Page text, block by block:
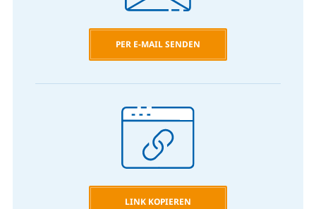
PER E-MAIL SENDEN
LINK KOPIEREN